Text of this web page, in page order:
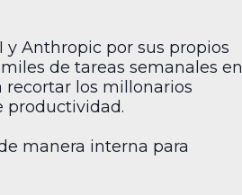
Anthropic por sus propios
de tareas semanales en
recortar los millonarios
productividad.
manera interna para